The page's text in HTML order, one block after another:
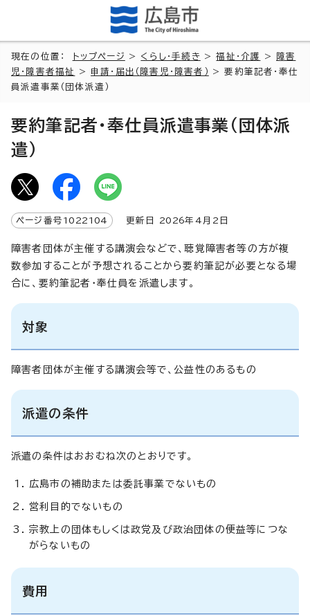
現在の位置： トップページ > くらし・手続き >福祉・介護 >
障害
児・障害者福祉
> 申請・届出（障害児・障害者）
> 要約筆記者・奉仕
員派遣事業（団体派遣）
要約筆記者・奉仕員派遣事業（団体派
遣）
ページ番号 1022104 更新日 2026年4月2日
障害者団体が主催する講演会などで、聴覚障害者等の方が複
数参加することが予想されることから要約筆記が必要となる場
合に、要約筆記者・奉仕員を派遣します。
対象
障害者団体が主催する講演会等で、公益性のあるもの
派遣の条件
派遣の条件はおおむね次のとおりです。
広島市の補助または委託事業でないもの
営利目的でないもの
宗教上の団体もしくは政党及び政治団体の便益等につな
がらないもの
費用